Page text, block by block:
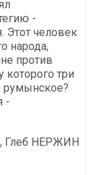
-
Этот человек
народа,
против
которого три
румынское?
-
Глеб НЕРЖИН